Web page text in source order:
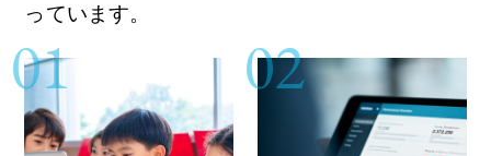
っています。
01 02